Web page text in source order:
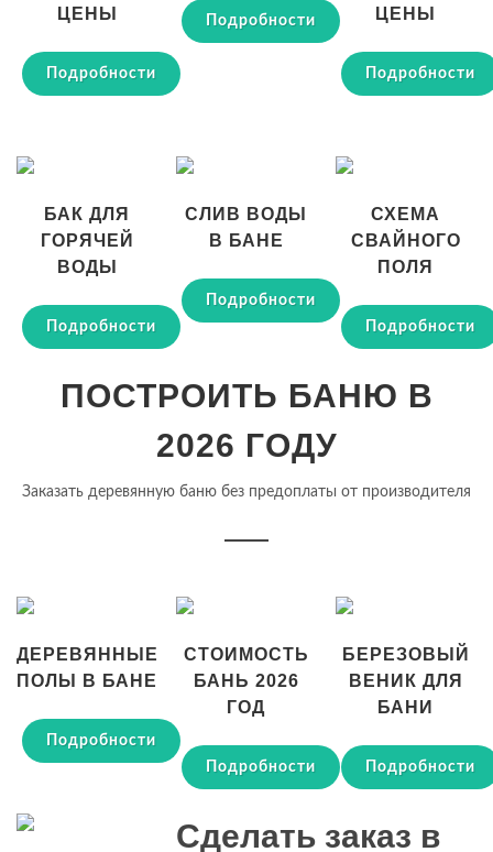
ЦЕНЫ
Подробности
Подробности
ЦЕНЫ
Подробности
БАК ДЛЯ
ГОРЯЧЕЙ
ВОДЫ
Подробности
СЛИВ ВОДЫ
В БАНЕ
Подробности
СХЕМА
СВАЙНОГО
ПОЛЯ
Подробности
ПОСТРОИТЬ БАНЮ В
2026 ГОДУ
Заказать деревянную баню без предоплаты от производителя
ДЕРЕВЯННЫЕ
ПОЛЫ В БАНЕ
Подробности
СТОИМОСТЬ
БАНЬ 2026
ГОД
Подробности
БЕРЕЗОВЫЙ
ВЕНИК ДЛЯ
БАНИ
Подробности
Сделать заказ в